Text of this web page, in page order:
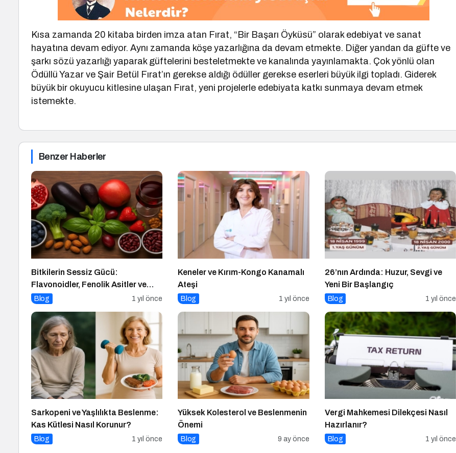
Kısa zamanda 20 kitaba birden imza atan Fırat, “Bir Başarı Öyküsü” olarak edebiyat ve sanat
hayatına devam ediyor. Aynı zamanda köşe yazarlığına da devam etmekte. Diğer yandan da güfte ve
şarkı sözü yazarlığı yaparak güftelerini besteletmekte ve kanalında yayınlamakta. Çok yönlü olan
Ödüllü Yazar ve Şair Betül Fırat’ın gerekse aldığı ödüller gerekse eserleri büyük ilgi topladı. Giderek
büyük bir okuyucu kitlesine ulaşan Fırat, yeni projelerle edebiyata katkı sunmaya devam etmek
istemekte.
Benzer Haberler
Bitkilerin Sessiz Gücü:
Flavonoidler, Fenolik Asitler ve
Diğer Polifenoller
Blog 1 yıl önce
Keneler ve Kırım-Kongo Kanamalı
Ateşi
Blog 1 yıl önce
26’nın Ardında: Huzur, Sevgi ve
Yeni Bir Başlangıç
Blog 1 yıl önce
Sarkopeni ve Yaşlılıkta Beslenme:
Kas Kütlesi Nasıl Korunur?
Blog 1 yıl önce
Yüksek Kolesterol ve Beslenmenin
Önemi
Blog 9 ay önce
Vergi Mahkemesi Dilekçesi Nasıl
Hazırlanır?
Blog 1 yıl önce